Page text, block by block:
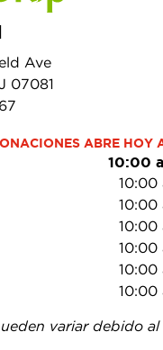
Ave
07081
ABRE HOY
10:00
10:00
10:00
10:00
10:00
10:00
10:00
variar debido al